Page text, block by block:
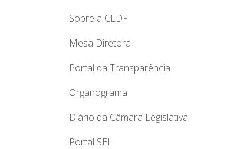
Sobre a CLDF
Mesa Diretora
Portal da Transparência
Organograma
Diário da Câmara Legislativa
Portal SEI